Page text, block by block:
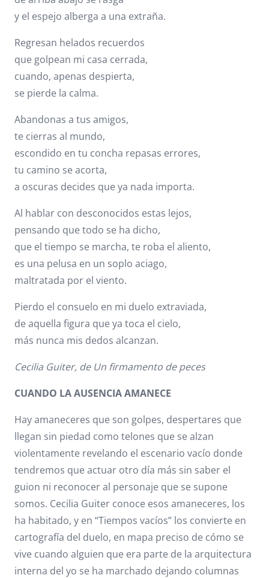
y el espejo alberga a una extraña.
Regresan helados recuerdos
que golpean mi casa cerrada,
cuando, apenas despierta,
se pierde la calma.
Abandonas a tus amigos,
te cierras al mundo,
escondido en tu concha repasas errores,
tu camino se acorta,
a oscuras decides que ya nada importa.
Al hablar con desconocidos estas lejos,
pensando que todo se ha dicho,
que el tiempo se marcha, te roba el aliento,
es una pelusa en un soplo aciago,
maltratada por el viento.
Pierdo el consuelo en mi duelo extraviada,
de aquella figura que ya toca el cielo,
más nunca mis dedos alcanzan.
Cecilia Guiter, de Un firmamento de peces
CUANDO LA AUSENCIA AMANECE
Hay amaneceres que son golpes, despertares que
llegan sin piedad como telones que se alzan
violentamente revelando el escenario vacío donde
tendremos que actuar otro día más sin saber el
guion ni reconocer al personaje que se supone
somos. Cecilia Guiter conoce esos amaneceres, los
ha habitado, y en “Tiempos vacíos” los convierte en
cartografía del duelo, en mapa preciso de cómo se
vive cuando alguien que era parte de la arquitectura
interna del yo se ha marchado dejando columnas